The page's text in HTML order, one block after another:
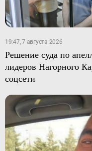
19:47, 7 августа 2026
Решение суда по
лидеров Нагорного
соцсети